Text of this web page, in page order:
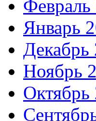
Февраль
Январь
Декабрь
Ноябрь
Октябрь